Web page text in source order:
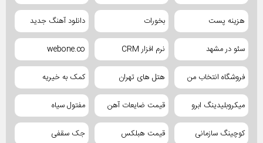
هزینه پست بخورات دانلود آهنگ جدید
سئو در مشهد نرم افزار CRM webone.co
فروشگاه انتخاب من هتل های تهران کمک به خیریه
میکروبلیدینگ ابرو قیمت ضایعات آهن مفتول سیاه
کوچینگ سازمانی قیمت هبلکس جک سقفی